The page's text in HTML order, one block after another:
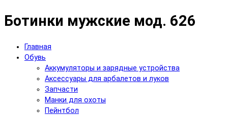
Ботинки мужские мод. 626
Главная
Обувь
Аккумуляторы и зарядные устройства
Аксесcуары для арбалетов и луков
Запчасти
Манки для охоты
Пейнтбол